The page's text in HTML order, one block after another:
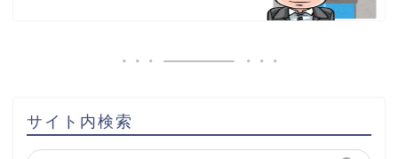
サイト内検索
書籍出版
問い合わせ